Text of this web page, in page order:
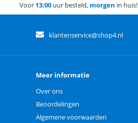
Voor 13:00 uur besteld, morgen in huis!
klantenservice@shop4.nl
Meer informatie
Over ons
Beoordelingen
Algemene voorwaarden